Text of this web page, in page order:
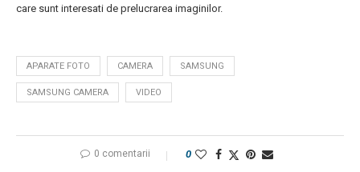
care sunt interesati de prelucrarea imaginilor.
APARATE FOTO CAMERA SAMSUNG
SAMSUNG CAMERA VIDEO
0 comentarii 0